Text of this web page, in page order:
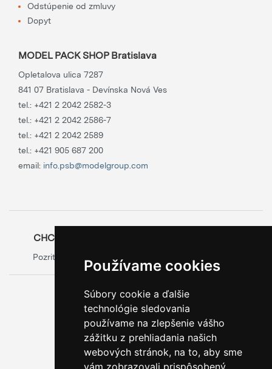
Používame cookies
Súbory cookie a ďalšie
technológie sledovania
používame na zlepšenie vášho
zážitku z prehliadania našich
webových stránok, na to, aby sme
vám zobrazovali prispôsobený
Odstúpenie od zmluvy
Dopyt
MODEL PACK SHOP Bratislava
Opletalova ulica 7287
841 07 Bratislava - Devínska Nová Ves
tel.: +421 2 2042 2582-3
tel.: +421 2 2042 2586-7
tel.: +421 2 2042 2589
tel.: +421 905 687 200
email: info.psb@modelgroup.com
CHCETE SA O OBALOCH DOZVEDIEŤ VIAC?
Pozrite si oficiálny web výrobcu obalov
0800 888 123
BEZPLATNÁ INFOLINKA